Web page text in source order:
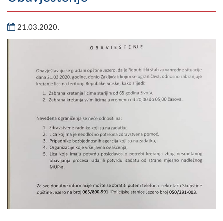
Geografija
Naseljena mjesta
Fotogalerija
O Načelniku
Zamjenik načelnika
Izvještaj o radu načelnika
SKUPŠTINA
Statut Opštine
21.03.2020.